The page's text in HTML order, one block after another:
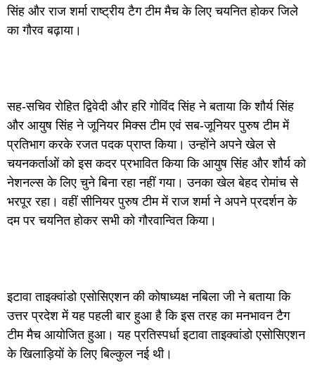
सिंह और राज शर्मा राष्ट्रीय टैग टीम मैच के लिए चयनित होकर जिले
का गौरव बढ़ाया।
सह-सचिव रोहित द्विवेदी और हरि गोविंद सिंह ने बताया कि शौर्य सिंह
और आयुष सिंह ने जूनियर मिक्स टीम एवं सब-जूनियर पुरुष टीम में
प्रतिभाग करके रजत पदक प्राप्त किया। उन्होंने अपने खेल से
चयनकर्ताओं को इस कदर प्रभावित किया कि आयुष सिंह और शौर्य को
नेशनल्स के लिए चुने बिना रहा नहीं गया। उनका खेल बेहद रोमांच से
भरपूर रहा। वहीं सीनियर पुरुष टीम में राज शर्मा ने अपने प्रदर्शन के
दम पर चयनित होकर सभी को गौरवान्वित किया।
इटावा ताइक्वांडो एसोसिएशन की कोषाध्यक्ष नबिला जी ने बताया कि
उत्तर प्रदेश में यह पहली बार हुआ है कि इस तरह का मनभावन टैग
टीम मैच आयोजित हुआ। यह प्रतिस्पर्धा इटावा ताइक्वांडो एसोसिएशन
के खिलाड़ियों के लिए बिल्कुल नई थी।